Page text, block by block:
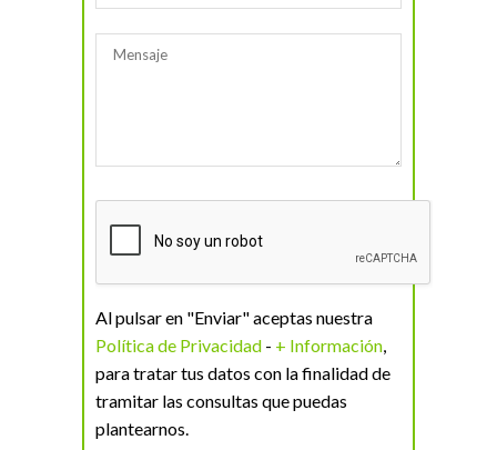
Al pulsar en "Enviar" aceptas nuestra
Política de Privacidad - + Información,
para tratar tus datos con la finalidad de
tramitar las consultas que puedas
plantearnos.